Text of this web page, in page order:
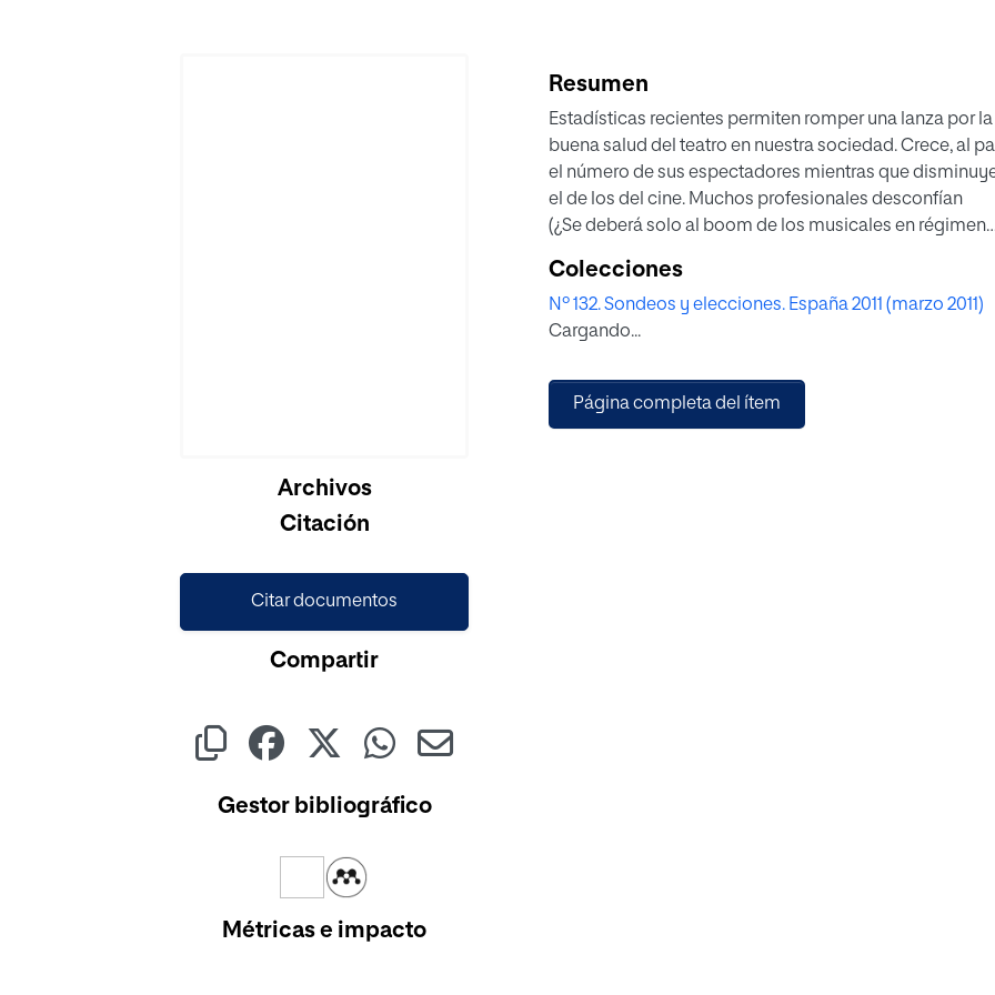
Cargando...Archivos
Citación
Citar documentos
Compartir
Gestor bibliográfico
Métricas e impacto
Resumen
Estadísticas recientes permiten romper una lanza por la
buena salud del teatro en nuestra sociedad. Crece, al
el número de sus espectadores mientras que
el de los del cine. Muchos profesionales desconfían
(¿Se deberá solo al boom de los musicales en régimen
fondo y explotando la polisemia de «representar», la
del título afronta el panorama problemático que
presenta el teatro actual: en el campo literario parece
diversión choca con la competencia desigual del cine y
enfrenta casi inerme al desafío de las nuevas
Colecciones
Nº 132. Sondeos y elecciones. España 2011 (marzo 2011)
Cargando...
Página completa del ítem